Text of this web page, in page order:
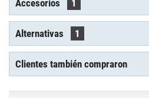
Accesorios 1
Alternativas 1
Clientes también compraron